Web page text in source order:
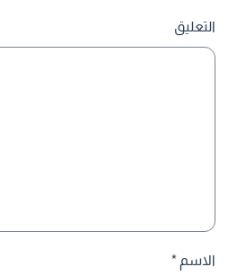
التعليق
الاسم *